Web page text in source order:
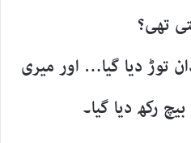
تھی؟
توڑ دیا گیا… اور میری
رکھ دیا گیا۔